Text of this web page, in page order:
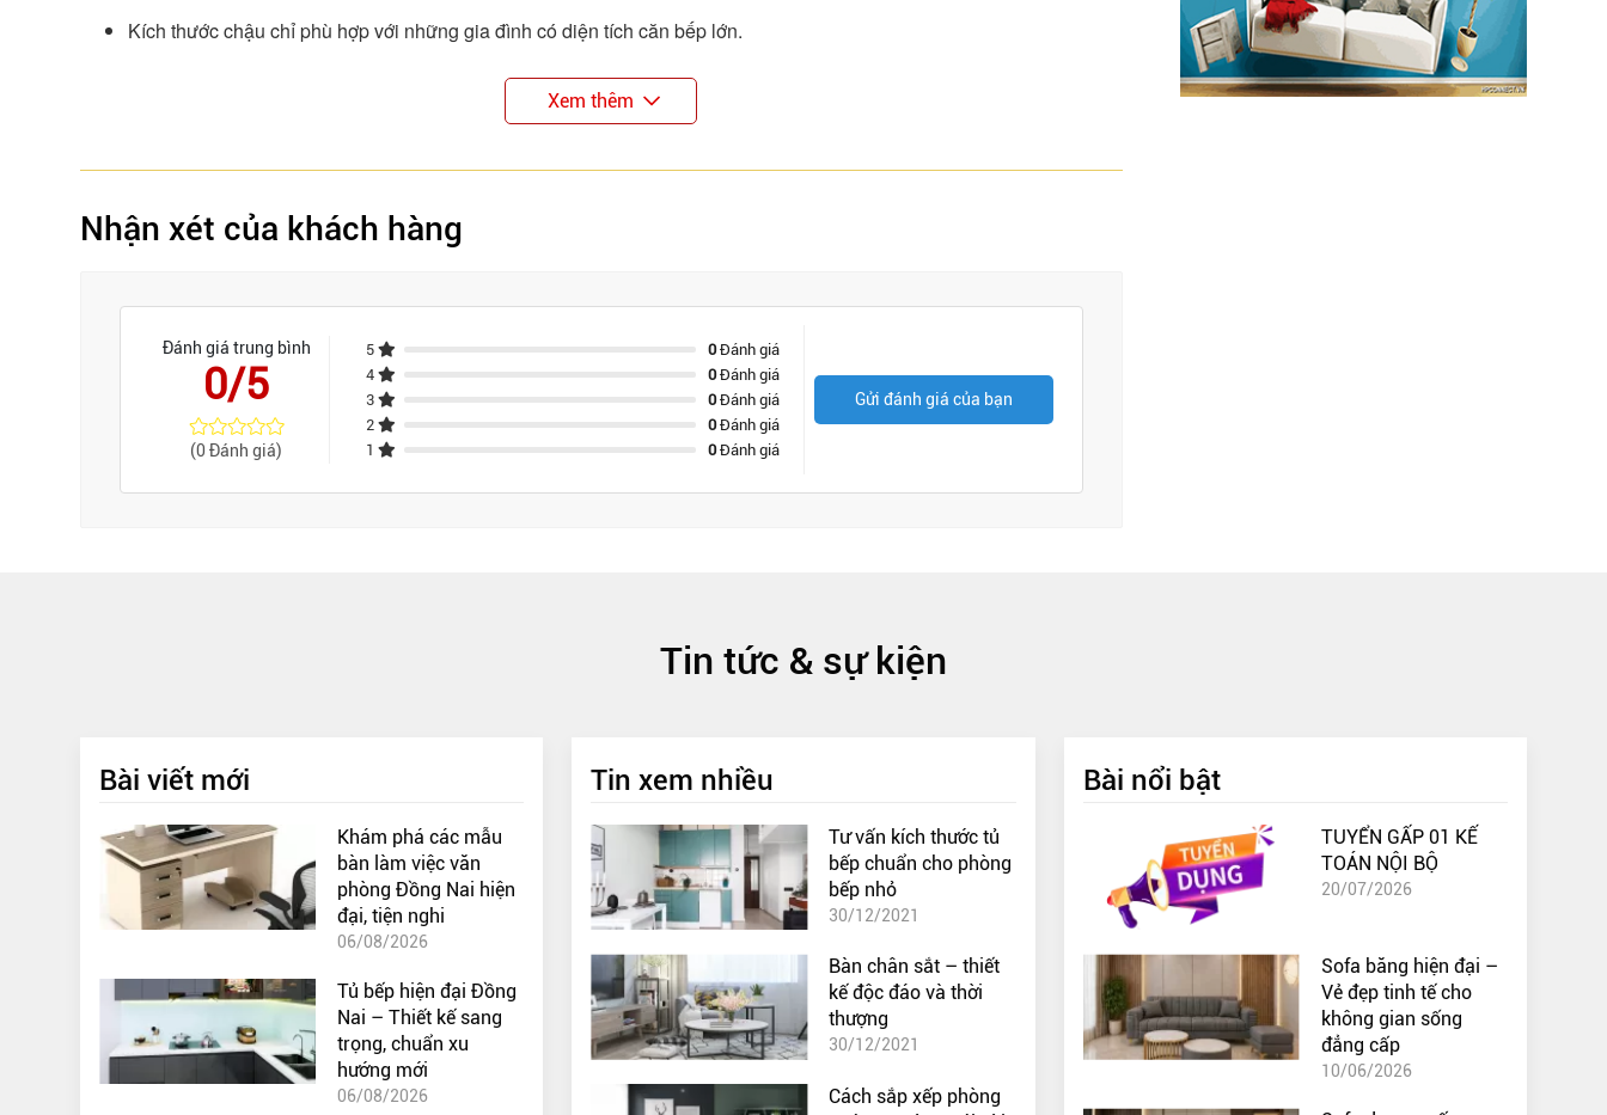
Kích thước chậu chỉ phù hợp với những gia đình có diện tích căn bếp lớn.
Xem thêm
Nhận xét của khách hàng
Đánh giá trung bình
0/5
(0 Đánh giá)
5 0Đánh giá
4
0Đánh giá
3
0Đánh giá
2
0Đánh giá
1
0Đánh giá
Gửi đánh giá của bạn
Tin tức & sự kiện
Bài viết mới
Khám phá các mẫu
bàn làm việc văn
phòng Đồng Nai hiện
đại, tiện nghi
06/08/2026
Tủ bếp hiện đại Đồng
Nai – Thiết kế sang
trọng, chuẩn xu
hướng mới
06/08/2026
Tin xem nhiều
Tư vấn kích thước tủ
bếp chuẩn cho phòng
bếp nhỏ
30/12/2021
Bàn chân sắt – thiết
kế độc đáo và thời
thượng
30/12/2021
Cách sắp xếp phòng
Bài nổi bật
TUYỂN GẤP 01 KẾ
TOÁN NỘI BỘ
20/07/2026
Sofa băng hiện đại –
Vẻ đẹp tinh tế cho
không gian sống
đẳng cấp
10/06/2026